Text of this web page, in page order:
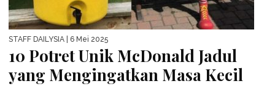
STAFF DAILYSIA | 6 Mei 2025
10 Potret Unik McDonald Jadul
yang Mengingatkan Masa Kecil